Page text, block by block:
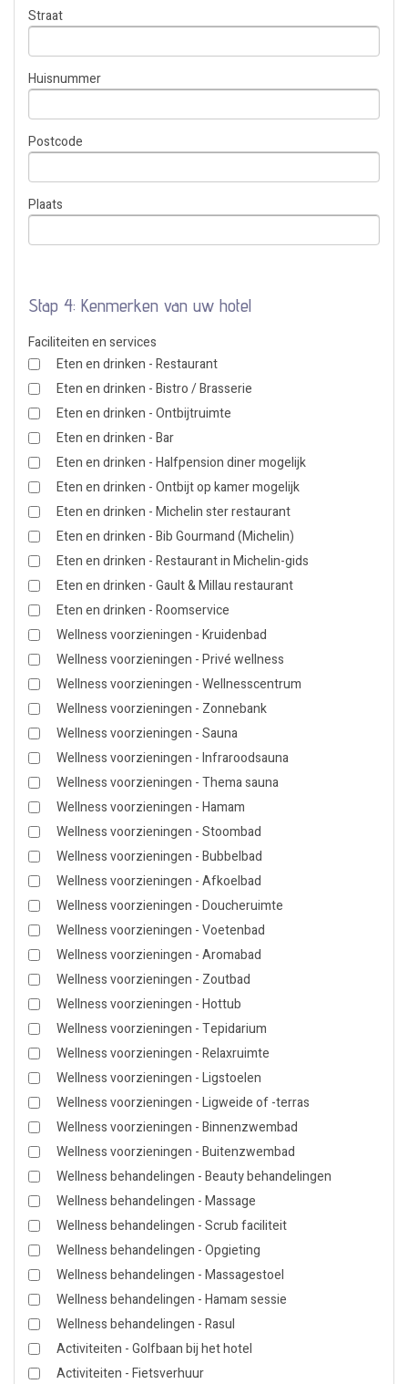
Straat
Huisnummer
Postcode
Plaats
Stap 4: Kenmerken van uw hotel
Faciliteiten en services
Eten en drinken - Restaurant
Eten en drinken - Bistro / Brasserie
Eten en drinken - Ontbijtruimte
Eten en drinken - Bar
Eten en drinken - Halfpension diner mogelijk
Eten en drinken - Ontbijt op kamer mogelijk
Eten en drinken - Michelin ster restaurant
Eten en drinken - Bib Gourmand (Michelin)
Eten en drinken - Restaurant in Michelin-gids
Eten en drinken - Gault & Millau restaurant
Eten en drinken - Roomservice
Wellness voorzieningen - Kruidenbad
Wellness voorzieningen - Privé wellness
Wellness voorzieningen - Wellnesscentrum
Wellness voorzieningen - Zonnebank
Wellness voorzieningen - Sauna
Wellness voorzieningen - Infraroodsauna
Wellness voorzieningen - Thema sauna
Wellness voorzieningen - Hamam
Wellness voorzieningen - Stoombad
Wellness voorzieningen - Bubbelbad
Wellness voorzieningen - Afkoelbad
Wellness voorzieningen - Doucheruimte
Wellness voorzieningen - Voetenbad
Wellness voorzieningen - Aromabad
Wellness voorzieningen - Zoutbad
Wellness voorzieningen - Hottub
Wellness voorzieningen - Tepidarium
Wellness voorzieningen - Relaxruimte
Wellness voorzieningen - Ligstoelen
Wellness voorzieningen - Ligweide of -terras
Wellness voorzieningen - Binnenzwembad
Wellness voorzieningen - Buitenzwembad
Wellness behandelingen - Beauty behandelingen
Wellness behandelingen - Massage
Wellness behandelingen - Scrub faciliteit
Wellness behandelingen - Opgieting
Wellness behandelingen - Massagestoel
Wellness behandelingen - Hamam sessie
Wellness behandelingen - Rasul
Activiteiten - Golfbaan bij het hotel
Activiteiten - Fietsverhuur